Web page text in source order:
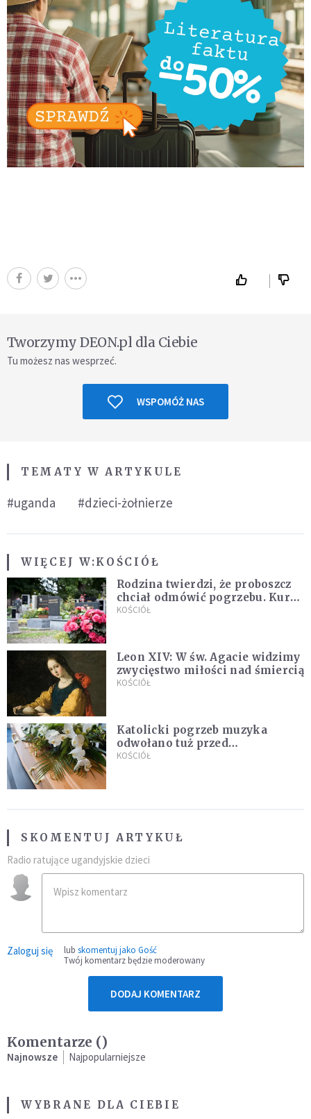
Tworzymy DEON.pl dla Ciebie
Tu możesz nas wesprzeć.
WSPOMÓŻ NAS
TEMATY W ARTYKULE
#uganda #dzieci-żołnierze
WIĘCEJ W:KOŚCIÓŁ
Rodzina twierdzi, że proboszcz
chciał odmówić pogrzebu. Kuria
zapowiada wyjaśnienia
KOŚCIÓŁ
Leon XIV: W św. Agacie widzimy
zwycięstwo miłości nad śmiercią
KOŚCIÓŁ
Katolicki pogrzeb muzyka
odwołano tuż przed
uroczystością. Powodem była
KOŚCIÓŁ
SKOMENTUJ ARTYKUŁ
Radio ratujące ugandyjskie dzieci
Zaloguj się lub skomentuj jako Gość
Twój komentarz będzie moderowany
DODAJ KOMENTARZ
Komentarze ()
Najnowsze Najpopularniejsze
WYBRANE DLA CIEBIE